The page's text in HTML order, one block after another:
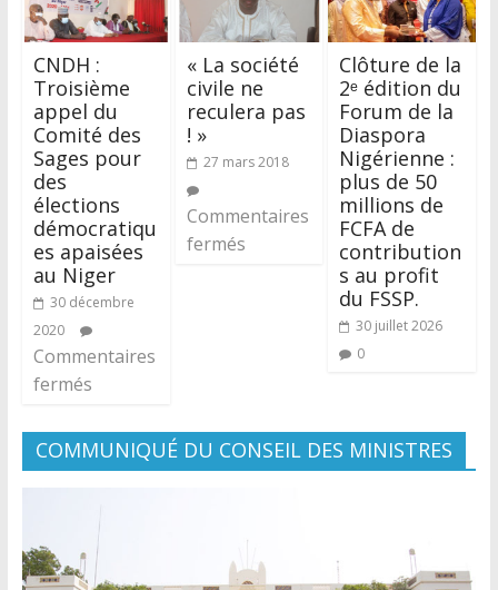
CNDH :
Troisième
appel du
Comité des
Sages pour
des
élections
démocratiqu
es apaisées
au Niger
30 décembre
2020
Commentaires
fermés
« La société
civile ne
reculera pas
! »
27 mars 2018
Commentaires
fermés
Clôture de la
2ᵉ édition du
Forum de la
Diaspora
Nigérienne :
plus de 50
millions de
FCFA de
contribution
s au profit
du FSSP.
30 juillet 2026
0
COMMUNIQUÉ DU CONSEIL DES MINISTRES